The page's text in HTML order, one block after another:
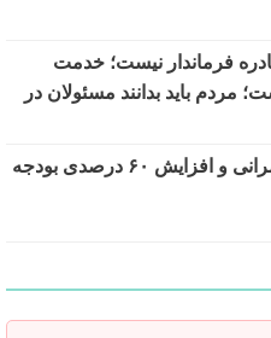
فرماندار نیست؛ خدمت
باید بدانند مسئولان در
اجرای پروژه‌های عمرانی و افزایش ۶۰ درصدی بودجه